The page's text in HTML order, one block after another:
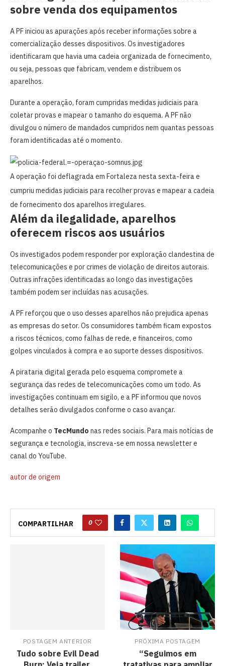
sobre venda dos equipamentos
A PF iniciou as apurações após receber informações sobre a
comercialização desses dispositivos. Os investigadores
identificaram que havia uma cadeia organizada de fornecimento,
ou seja, pessoas que fabricam, vendem e distribuem os
aparelhos.
Durante a operação, foram cumpridas medidas judiciais para
coletar provas e mapear o tamanho do esquema. A PF não
divulgou o número de mandados cumpridos nem quantas pessoas
foram identificadas até o momento.
A operação foi deflagrada em Fortaleza nesta sexta-feira e
cumpriu medidas judiciais para recolher provas e mapear a cadeia
de fornecimento dos aparelhos irregulares.
Além da ilegalidade, aparelhos
oferecem riscos aos usuários
Os investigados podem responder por exploração clandestina de
telecomunicações e por crimes de violação de direitos autorais.
Outras infrações identificadas ao longo das investigações
também podem ser incluídas nas acusações.
A PF reforçou que o uso desses aparelhos não prejudica apenas
as empresas do setor. Os consumidores também ficam expostos
a riscos técnicos, como falhas de rede, e financeiros, como
golpes vinculados à compra e ao suporte desses dispositivos.
A pirataria digital gerada pelo esquema compromete a
segurança das redes de telecomunicações como um todo. As
investigações continuam em sigilo, e a PF informou que novos
detalhes serão divulgados conforme o caso avançar.
Acompanhe o TecMundo nas redes sociais. Para mais notícias de
segurança e tecnologia, inscreva-se em nossa newsletter e
canal do YouTube.
autor de origem
COMPARTILHAR 0
POSTAGEM ANTERIOR
Tudo sobre Evil Dead
PRÓXIMA POSTAGEM
“Seguimos em